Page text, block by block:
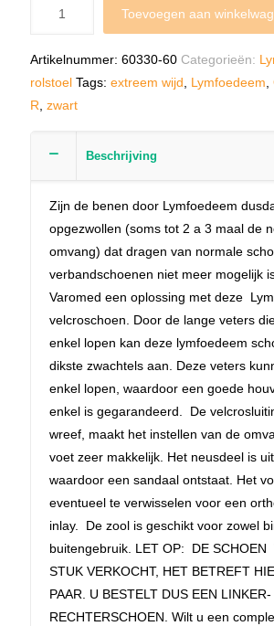
Toevoegen aan
Artikelnummer: 60330-60 Categorieën:
rolstoel Tags: extreem wijd Lymfoedeem
R zwart
Beschrijving
Zijn de benen door Lymfoedeem
opgezwollen (soms tot 2 a 3 maal de
omvang) dat dragen van normale
verbandschoenen niet meer mogelijk
Varomed een oplossing met deze
velcroschoen. Door de lange veters
enkel lopen kan deze lymfoedeem
dikste zwachtels aan. Deze veters
enkel lopen, waardoor een goede
enkel is gegarandeerd. De
wreef, maakt het instellen van de
voet zeer makkelijk. Het neusdeel is
waardoor een sandaal ontstaat. Het
eventueel te verwisselen voor een
inlay. De zool is geschikt voor zowel
buitengebruik. LET OP: DE SCHOEN
STUK VERKOCHT, HET BETREFT
PAAR. U BESTELT DUS EEN
RECHTERSCHOEN. Wilt u een